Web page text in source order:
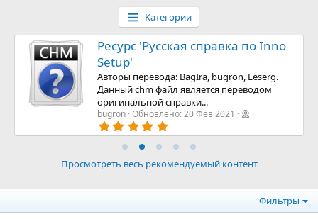
Категории
Ресурс 'Русская справка по Inno
Setup'
Авторы перевода: BagIra, bugron, Leserg.
Данный chm файл является переводом
оригинальной справки...
bugron Обновлено:20 Фев 2021
5
.
0
з
з
Просмотреть весь рекомендуемый контент
Фильтры